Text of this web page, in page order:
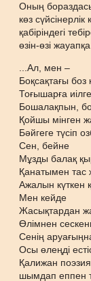
Оның
көз
қабіріндегі
өзін-өзі
...Ал, мен –
Боқсақтағы боз
Тоғышарға
Бошалақпын,
Қойшы мінген
Бәйгеге түсіп
Сен, бейне
Мұзды балақ
Қанатымен тас
Ажалын күткен
Мен кейде
Жасықтардан
Өлімнен
Сенің
Осы өлеңді
Қалижан
шымдап еппен